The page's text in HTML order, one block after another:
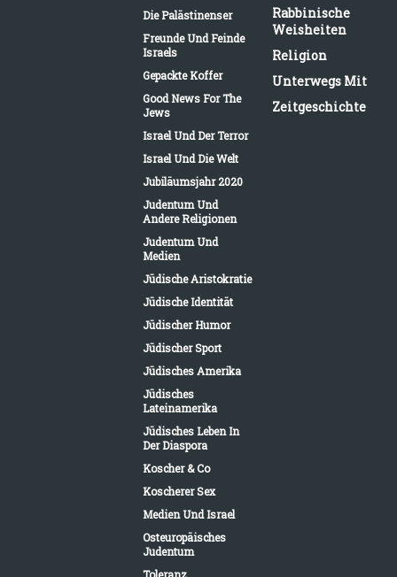
Die Palästinenser
Freunde Und Feinde
Israels
Gepackte Koffer
Good News For The
Jews
Israel Und Der Terror
Israel Und Die Welt
Jubiläumsjahr 2020
Judentum Und
Andere Religionen
Judentum Und
Medien
Jüdische Aristokratie
Jüdische Identität
Jüdischer Humor
Jüdischer Sport
Jüdisches Amerika
Jüdisches
Lateinamerika
Jüdisches Leben In
Der Diaspora
Koscher & Co
Koscherer Sex
Medien Und Israel
Osteuropäisches
Judentum
Toleranz
Rabbinische
Weisheiten
Religion
Unterwegs Mit
Zeitgeschichte